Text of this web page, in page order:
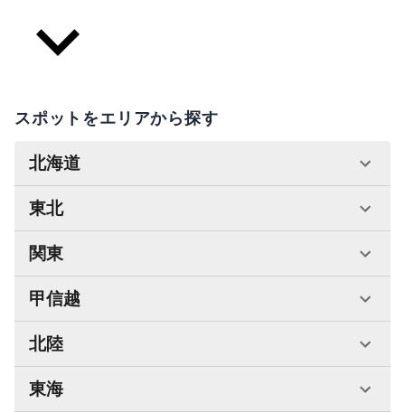
スポットをエリアから探す
北海道
東北
関東
甲信越
北陸
東海